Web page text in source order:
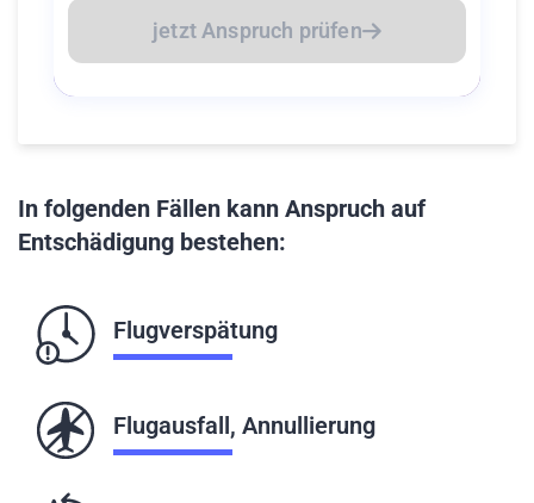
jetzt Anspruch prüfen
In folgenden Fällen kann Anspruch auf
Entschädigung bestehen:
Flugverspätung
Flugausfall, Annullierung